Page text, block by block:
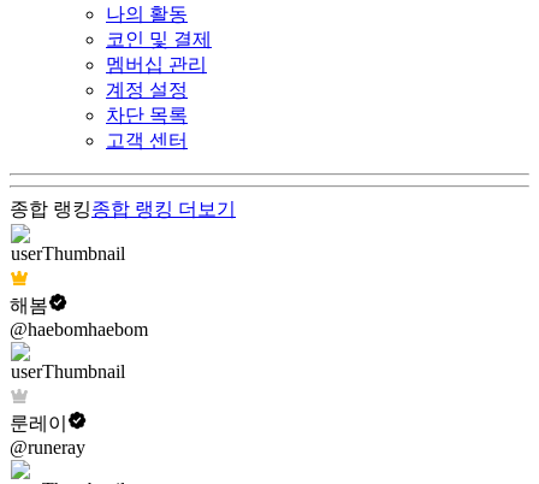
나의 활동
코인 및 결제
멤버십 관리
계정 설정
차단 목록
고객 센터
종합 랭킹종합 랭킹 더보기
해봄
@haebomhaebom
룬레이
@runeray